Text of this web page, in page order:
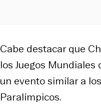
Cabe destacar que
los Juegos
un evento similar a
Paralímpicos.